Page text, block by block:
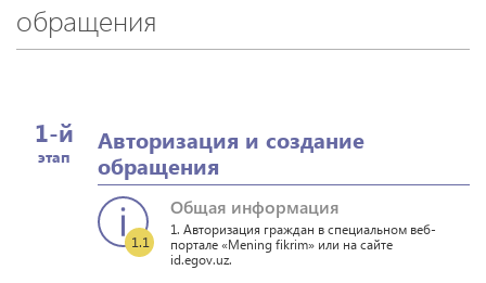
обращения
1-й
этап
Авторизация и создание
обращения
1.1
Общая информация
1. Авторизация граждан в специальном веб-
портале «Mening fikrim» или на сайте
id.egov.uz.